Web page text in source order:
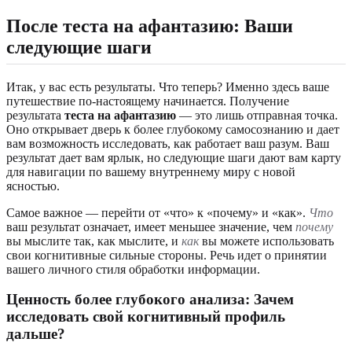
После теста на афантазию: Ваши
следующие шаги
Итак, у вас есть результаты. Что теперь? Именно здесь ваше
путешествие по-настоящему начинается. Получение
результата теста на афантазию — это лишь отправная точка.
Оно открывает дверь к более глубокому самосознанию и дает
вам возможность исследовать, как работает ваш разум. Ваш
результат дает вам ярлык, но следующие шаги дают вам карту
для навигации по вашему внутреннему миру с новой
ясностью.
Самое важное — перейти от «что» к «почему» и «как». Что
ваш результат означает, имеет меньшее значение, чем почему
вы мыслите так, как мыслите, и каквы можете использовать
свои когнитивные сильные стороны. Речь идет о принятии
вашего личного стиля обработки информации.
Ценность более глубокого анализа: Зачем
исследовать свой когнитивный профиль
дальше?